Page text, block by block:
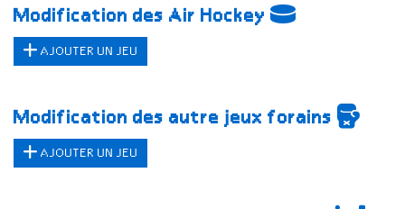
Modification des Air Hockey
AJOUTER UN JEU
Modification des autre jeux forains
AJOUTER UN JEU